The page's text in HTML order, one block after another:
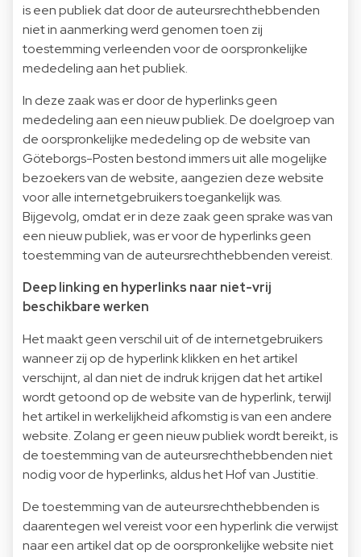
is een publiek dat door de auteursrechthebbenden
niet in aanmerking werd genomen toen zij
toestemming verleenden voor de oorspronkelijke
mededeling aan het publiek.
In deze zaak was er door de hyperlinks geen
mededeling aan een nieuw publiek. De doelgroep van
de oorspronkelijke mededeling op de website van
Göteborgs-Posten bestond immers uit alle mogelijke
bezoekers van de website, aangezien deze website
voor alle internetgebruikers toegankelijk was.
Bijgevolg, omdat er in deze zaak geen sprake was van
een nieuw publiek, was er voor de hyperlinks geen
toestemming van de auteursrechthebbenden vereist.
Deep linking en hyperlinks naar niet-vrij
beschikbare werken
Het maakt geen verschil uit of de internetgebruikers
wanneer zij op de hyperlink klikken en het artikel
verschijnt, al dan niet de indruk krijgen dat het artikel
wordt getoond op de website van de hyperlink, terwijl
het artikel in werkelijkheid afkomstig is van een andere
website. Zolang er geen nieuw publiek wordt bereikt, is
de toestemming van de auteursrechthebbenden niet
nodig voor de hyperlinks, aldus het Hof van Justitie.
De toestemming van de auteursrechthebbenden is
daarentegen wel vereist voor een hyperlink die verwijst
naar een artikel dat op de oorspronkelijke website niet